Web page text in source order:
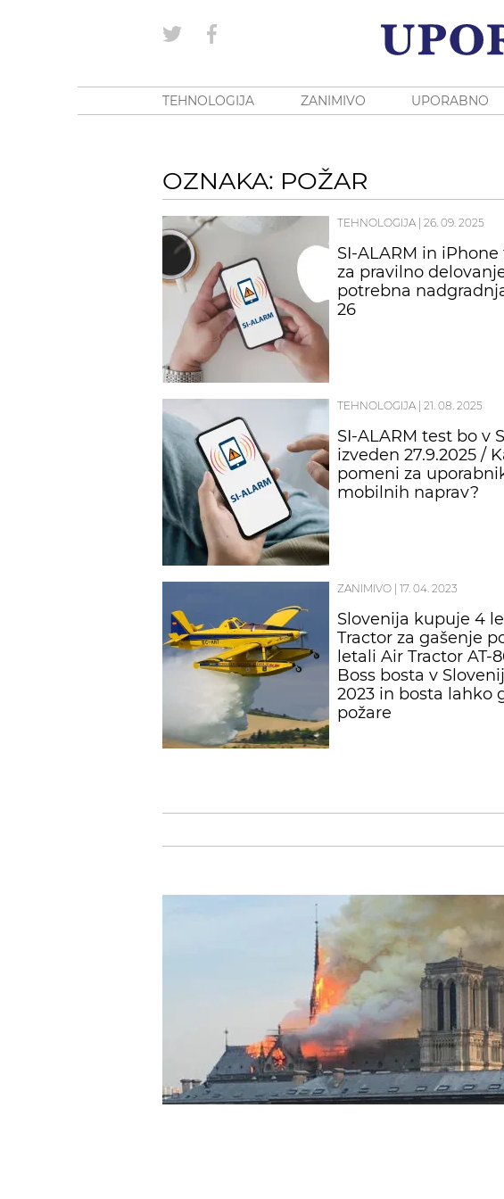
TEHNOLOGIJA ZANIMIVO UPORABNO
OZNAKA: POŽAR
TEHNOLOGIJA 26. 09. 2025
SI-ALARM in
za pravilno
potrebna
26
TEHNOLOGIJA 21. 08. 2025
SI-ALARM test bo v
izveden 27.9.2025 /
pomeni za
mobilnih naprav?
ZANIMIVO 17. 04. 2023
Slovenija kupuje 4
Tractor za gašenje
letali Air Tractor AT-
Boss bosta v
2023 in bosta lahko
požare